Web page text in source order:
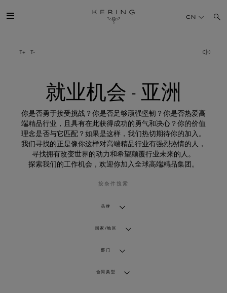
业
机
可持续发展
FINANCE
加入我们
CN
就业机会 - 亚洲
你是否勇于接受挑战？你是否足够顽强坚韧？你是否热爱高
端精品行业，且具有在此获得成功的勇气和决心？你的价值
理念是否与它匹配？如果是这样，我们热切期待你的加入。
我们寻找的正是像你这样对高端精品行业有强烈热情的人，
寻找拥有改变世界的动力和希望颠覆行业未来的人。
探索我们的工作机会，欢迎你加入全球高端精品集团。
按条件搜索
品牌
国家/地区
部门
合同类型